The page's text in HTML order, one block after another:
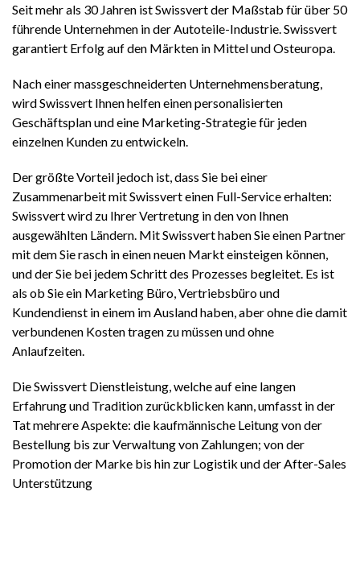
Seit mehr als 30 Jahren ist Swissvert der Maßstab für über 50
führende Unternehmen in der Autoteile-Industrie. Swissvert
garantiert Erfolg auf den Märkten in Mittel und Osteuropa.
Nach einer massgeschneiderten Unternehmensberatung,
wird Swissvert Ihnen helfen einen personalisierten
Geschäftsplan und eine Marketing-Strategie für jeden
einzelnen Kunden zu entwickeln.
Der größte Vorteil jedoch ist, dass Sie bei einer
Zusammenarbeit mit Swissvert einen Full-Service erhalten:
Swissvert wird zu Ihrer Vertretung in den von Ihnen
ausgewählten Ländern. Mit Swissvert haben Sie einen Partner
mit dem Sie rasch in einen neuen Markt einsteigen können,
und der Sie bei jedem Schritt des Prozesses begleitet. Es ist
als ob Sie ein Marketing Büro, Vertriebsbüro und
Kundendienst in einem im Ausland haben, aber ohne die damit
verbundenen Kosten tragen zu müssen und ohne
Anlaufzeiten.
Die Swissvert Dienstleistung, welche auf eine langen
Erfahrung und Tradition zurückblicken kann, umfasst in der
Tat mehrere Aspekte: die kaufmännische Leitung von der
Bestellung bis zur Verwaltung von Zahlungen; von der
Promotion der Marke bis hin zur Logistik und der After-Sales
Unterstützung